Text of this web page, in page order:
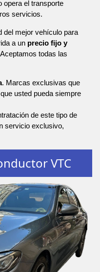
opera el transporte
servicios.
del mejor vehículo para
a un precio fijo y
todas las
. Marcas exclusivas que
usted pueda siempre
de este tipo de
servicio exclusivo,
VTC